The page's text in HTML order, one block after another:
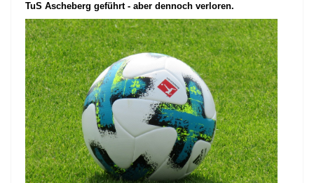
TuS Ascheberg geführt - aber dennoch verloren.